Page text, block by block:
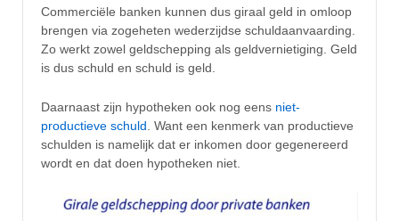
Commerciële banken kunnen dus giraal geld in omloop
brengen via zogeheten wederzijdse schuldaanvaarding.
Zo werkt zowel geldschepping als geldvernietiging. Geld
is dus schuld en schuld is geld.
Daarnaast zijn hypotheken ook nog eens niet-
productieve schuld . Want een kenmerk van productieve
schulden is namelijk dat er inkomen door gegenereerd
wordt en dat doen hypotheken niet.